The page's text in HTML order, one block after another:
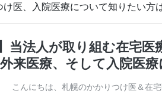
け医、入院医療について知りたい方